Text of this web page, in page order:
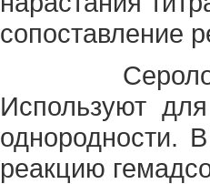
сопоставление
Используют
реакцию